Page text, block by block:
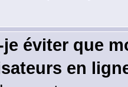
éviter que
en